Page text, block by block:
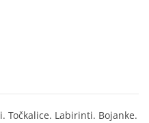
Točkalice. Labirinti. Bojanke.